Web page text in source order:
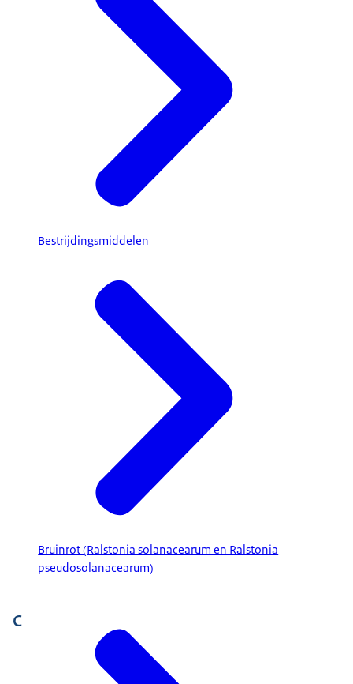
Bestrijdingsmiddelen
Bruinrot (Ralstonia solanacearum en Ralstonia
pseudosolanacearum)
C